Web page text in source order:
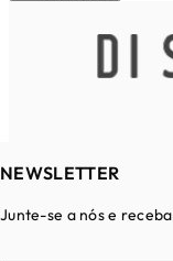
NEWSLETTER
Junte-se a nós e